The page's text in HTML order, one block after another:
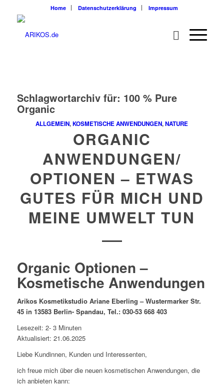
Home Datenschutzerklärung Impressum
Schlagwortarchiv für: 100 % Pure
Organic
ALLGEMEIN,KOSMETISCHE ANWENDUNGEN,NATURE
ORGANIC
ANWENDUNGEN/
OPTIONEN – ETWAS
GUTES FÜR MICH UND
MEINE UMWELT TUN
Organic Optionen –
Kosmetische Anwendungen
Arikos Kosmetikstudio Ariane Eberling – Wustermarker Str.
45 in 13583 Berlin- Spandau, Tel.: 030-53 668 403
Lesezeit: 2- 3 Minuten
Aktualisiert: 21.06.2025
Liebe Kundinnen, Kunden und Interessenten,
ich freue mich über die neuen kosmetischen Anwendungen, die
ich anbieten kann: